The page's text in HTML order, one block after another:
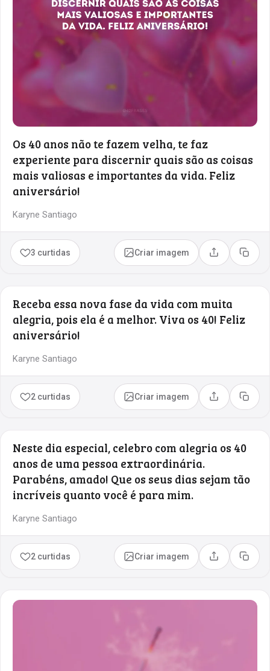
Os 40 anos não te fazem velha, te faz
experiente para discernir quais são as coisas
mais valiosas e importantes da vida. Feliz
aniversário!
Karyne Santiago
3 curtidas Criar imagem Compartilhar
Copiar
Receba essa nova fase da vida com muita
alegria, pois ela é a melhor. Viva os 40! Feliz
aniversário!
Karyne Santiago
2 curtidas Criar imagem Compartilhar
Copiar
Neste dia especial, celebro com alegria os 40
anos de uma pessoa extraordinária.
Parabéns, amado! Que os seus dias sejam tão
incríveis quanto você é para mim.
Karyne Santiago
2 curtidas Criar imagem Compartilhar
Copiar